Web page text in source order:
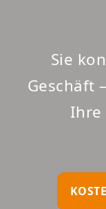
Sie
Geschäft
Ihre